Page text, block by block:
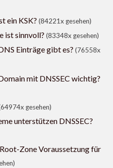
ein KSK? (84221x gesehen)
ist sinnvoll? (83348x gesehen)
Einträge gibt es? (76558x
mit DNSSEC wichtig?
gesehen)
unterstützen DNSSEC?
Zone Voraussetzung für